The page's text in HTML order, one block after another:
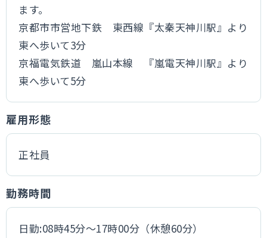
ます。
京都市市営地下鉄 東西線『太秦天神川駅』より
東へ歩いて3分
京福電気鉄道 嵐山本線 『嵐電天神川駅』より
東へ歩いて5分
雇用形態
正社員
勤務時間
日勤:08時45分～17時00分（休憩60分）